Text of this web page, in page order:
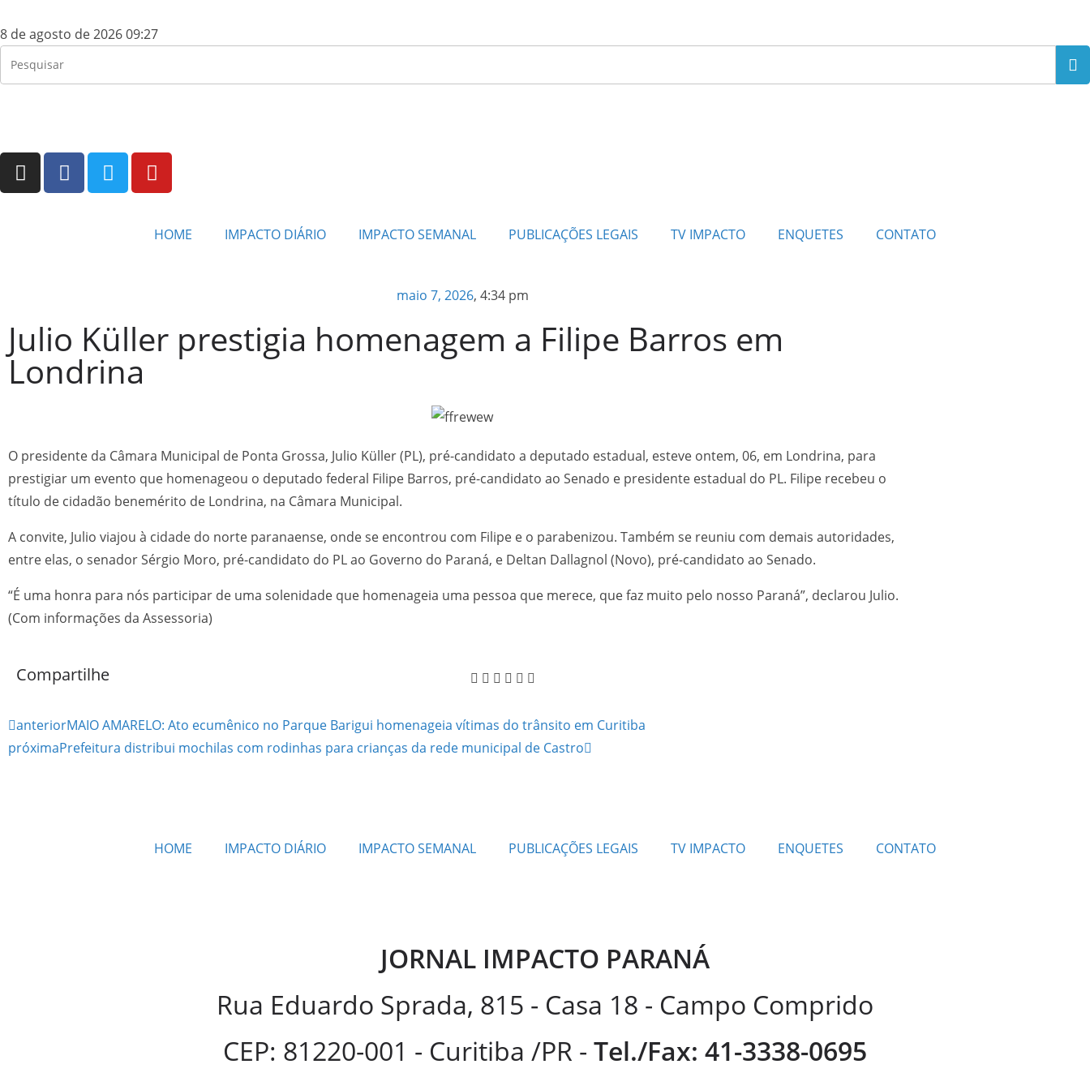
8 de agosto de 2026 09:27
HOME IMPACTO DIÁRIO IMPACTO SEMANAL PUBLICAÇÕES LEGAIS TV IMPACTO ENQUETES CONTATO
maio 7, 2026, 4:34 pm
Julio Küller prestigia homenagem a Filipe Barros em
Londrina
O presidente da Câmara Municipal de Ponta Grossa, Julio Küller (PL), pré-candidato a deputado estadual, esteve ontem, 06, em Londrina, para
prestigiar um evento que homenageou o deputado federal Filipe Barros, pré-candidato ao Senado e presidente estadual do PL. Filipe recebeu o
título de cidadão benemérito de Londrina, na Câmara Municipal.
A convite, Julio viajou à cidade do norte paranaense, onde se encontrou com Filipe e o parabenizou. Também se reuniu com demais autoridades,
entre elas, o senador Sérgio Moro, pré-candidato do PL ao Governo do Paraná, e Deltan Dallagnol (Novo), pré-candidato ao Senado.
“É uma honra para nós participar de uma solenidade que homenageia uma pessoa que merece, que faz muito pelo nosso Paraná”, declarou Julio.
(Com informações da Assessoria)
Compartilhe
anteriorMAIO AMARELO: Ato ecumênico no Parque Barigui homenageia vítimas do trânsito em Curitiba
próximaPrefeitura distribui mochilas com rodinhas para crianças da rede municipal de Castro
HOME IMPACTO DIÁRIO IMPACTO SEMANAL PUBLICAÇÕES LEGAIS TV IMPACTO ENQUETES CONTATO
JORNAL IMPACTO PARANÁ
Rua Eduardo Sprada, 815 - Casa 18 - Campo Comprido
CEP: 81220-001 - Curitiba /PR - Tel./Fax: 41-3338-0695